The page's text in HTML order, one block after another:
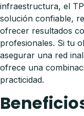
infraestructura, el
solución confiable,
ofrecer resultados
profesionales. Si tu
asegurar una red
ofrece una
practicidad.